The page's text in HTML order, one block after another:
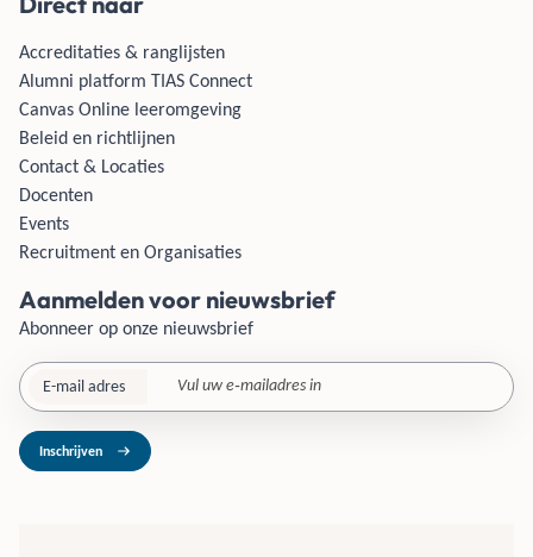
Accreditaties & ranglijsten
Alumni platform TIAS Connect
Canvas Online leeromgeving
Beleid en richtlijnen
Contact & Locaties
Docenten
Events
Recruitment en Organisaties
Aanmelden voor nieuwsbrief
Abonneer op onze nieuwsbrief
E-mail adres
Inschrijven